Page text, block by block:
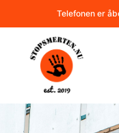
Telefonen er